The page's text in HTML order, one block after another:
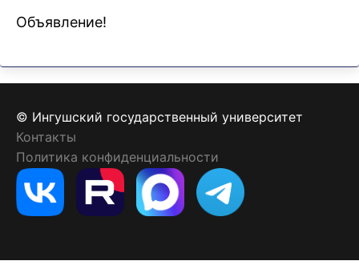
Объявление!
© Ингушский государственный университет
Контакты
Политика конфиденциальности